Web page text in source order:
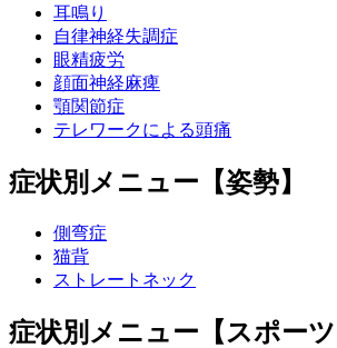
耳鳴り
自律神経失調症
眼精疲労
顔面神経麻痺
顎関節症
テレワークによる頭痛
症状別メニュー【姿勢】
側弯症
猫背
ストレートネック
症状別メニュー【スポー